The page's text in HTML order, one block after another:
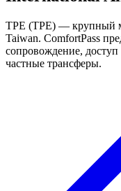
TPE (TPE) — крупный
Taiwan. ComfortPass
сопровождение,
частные трансферы.